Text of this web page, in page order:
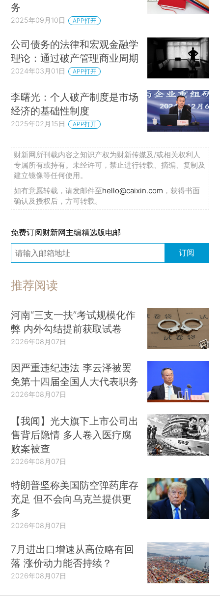
务
2025年09月10日 APP打开
公司债务的法律和宏观金融学
理论：通过破产管理商业周期
2024年03月01日 APP打开
李曙光：个人破产制度是市场
经济的基础性制度
2025年02月15日 APP打开
财新网所刊载内容之知识产权为财新传媒及/或相关权利人
专属所有或持有。未经许可，禁止进行转载、摘编、复制及
建立镜像等任何使用。
如有意愿转载，请发邮件至hello@caixin.com ，获得书面
确认及授权后，方可转载。
免费订阅财新网主编精选版电邮
订阅
推荐阅读
河南“三支一扶”考试规模化作
弊 内外勾结提前获取试卷
2026年08月07日
因严重违纪违法 李云泽被罢
免第十四届全国人大代表职务
2026年08月07日
【我闻】光大旗下上市公司出
售背后隐情 多人卷入医疗腐
败案被查
2026年08月07日
特朗普坚称美国防空弹药库存
充足 但不会向乌克兰提供更
多
2026年08月07日
7月进出口增速从高位略有回
落 涨价动力能否持续？
2026年08月07日